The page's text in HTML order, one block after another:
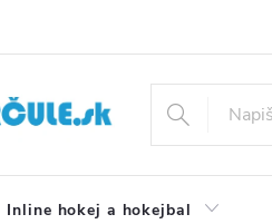
Inline hokej a hokejbal